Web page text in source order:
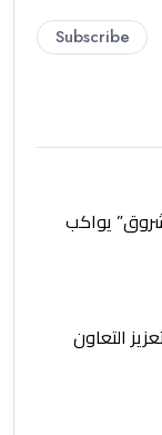
Subscribe
يواكب
التعاون